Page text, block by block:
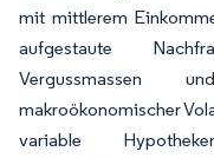
mit mittlerem
aufgestaute
Vergussmassen
makroökonomischer
variable